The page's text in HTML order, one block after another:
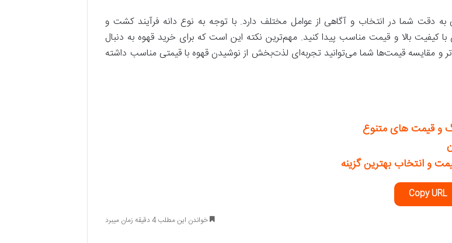
دقت شما در انتخاب و آگاهی از عوامل مختلف دارد. با توجه به نوع دانه فرآیند کشت و
بالا و قیمت مناسب پیدا کنید. مهم‌ترین نکته این است که برای خرید قهوه به دنبال
و مقایسه قیمت‌ها شما می‌توانید تجربه‌ای لذت‌بخش از نوشیدن قهوه با قیمتی مناسب داشته
و قیمت های متنوع
و انتخاب بهترین گزینه
Copy URL
خواندن این مطلب 4 دقیقه زمان میبرد